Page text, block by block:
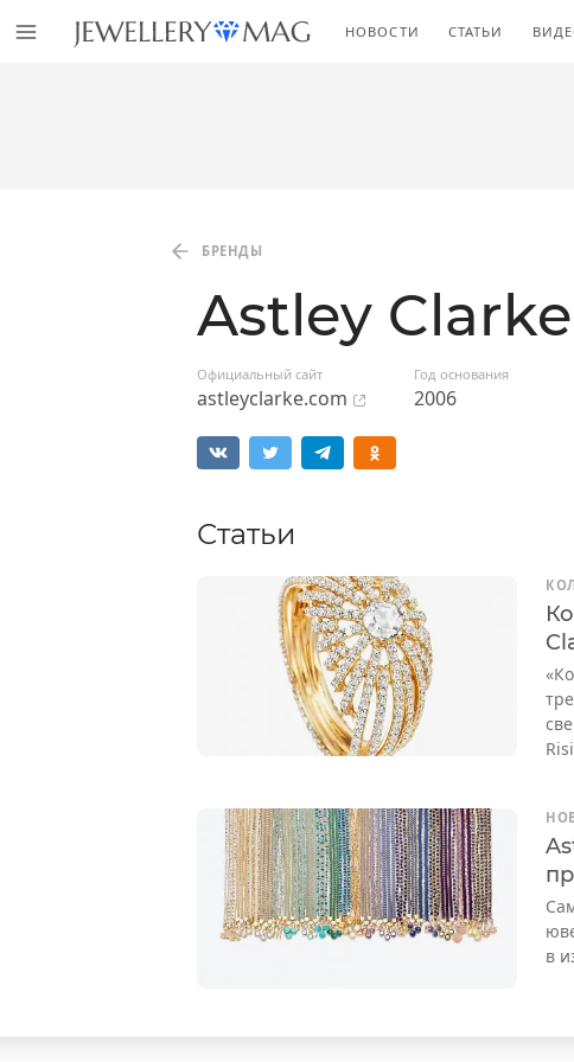
НОВОСТИ СТАТЬИ
БРЕНДЫ
Astley Clarke
Официальный сайт
astleyclarke.com
Год основания
2006
Статьи
в